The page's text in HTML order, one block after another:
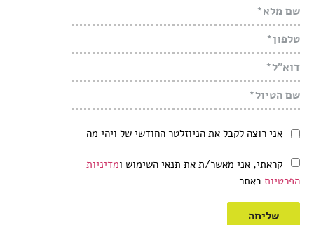
אני רוצה לקבל את הניוזלטר החודשי של ויהי מה
קראתי, אני מאשר/ת את תנאי השימוש ומדיניות
הפרטיות באתר
שליחה